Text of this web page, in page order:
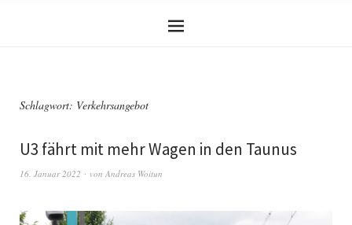
Schlagwort: Verkehrsangebot
U3 fährt mit mehr Wagen in den Taunus
16. Januar 2022 von Andreas Woitun